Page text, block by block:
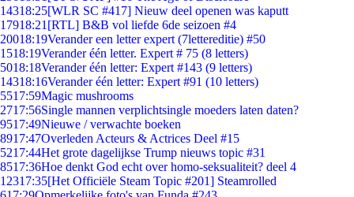
14318:25[WLR SC #417] Nieuw deel openen was kaputt
17918:21 [RTL] B&B vol liefde 6de seizoen #4
20018:19Verander een letter expert (7lettereditie) #50
1518:19Verander één letter. Expert # 75 (8 letters)
5018:18Verander één letter: Expert #143 (9 letters)
14318:16Verander één letter: Expert #91 (10 letters)
5517:59Magic mushrooms
2717:56Single mannen verplichtsingle moeders laten daten?
9517:49Nieuwe / verwachte boeken
8917:47Overleden Acteurs & Actrices Deel #15
5217:44Het grote dagelijkse Trump nieuws topic #31
8517:36Hoe denkt God echt over homo-seksualiteit? deel 4
12317:35[Het Officiële Steam Topic #201] Steamrolled